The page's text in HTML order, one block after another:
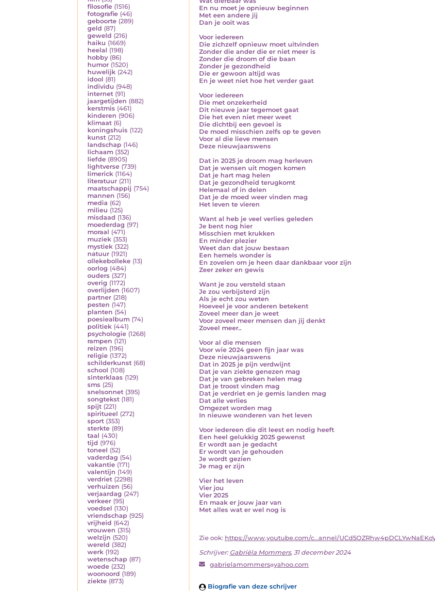
filosofie (1516)
fotografie (46)
geboorte (289)
geld (87)
geweld (216)
haiku (1669)
heelal (198)
hobby (86)
humor (1520)
huwelijk (242)
idool (81)
individu (948)
internet (91)
jaargetijden (882)
kerstmis (461)
kinderen (906)
klimaat (6)
koningshuis (122)
kunst (212)
landschap (146)
lichaam (352)
liefde (8905)
lightverse (739)
limerick (1164)
literatuur (211)
maatschappij (754)
mannen (156)
media (62)
milieu (125)
misdaad (136)
moederdag (97)
moraal (471)
muziek (353)
mystiek (322)
natuur (1921)
ollekebolleke (13)
oorlog (484)
ouders (327)
overig (1172)
overlijden (1607)
partner (218)
pesten (147)
planten (54)
poesiealbum (74)
politiek (441)
psychologie (1268)
rampen (121)
reizen (196)
religie (1372)
schilderkunst (68)
school (108)
sinterklaas (129)
sms (25)
snelsonnet (395)
songtekst (181)
spijt (221)
spiritueel (272)
sport (353)
sterkte (89)
taal (430)
tijd (976)
toneel (52)
vaderdag (54)
vakantie (171)
valentijn (149)
verdriet (2298)
verhuizen (56)
verjaardag (247)
verkeer (95)
voedsel (130)
vriendschap (925)
vrijheid (642)
vrouwen (315)
welzijn (520)
wereld (382)
werk (192)
wetenschap (87)
woede (232)
woonoord (189)
ziekte (873)
En nu moet je opnieuw beginnen
Met een andere jij
Dan je ooit was
Voor iedereen
Die zichzelf opnieuw moet uitvinden
Zonder die ander die er niet meer is
Zonder die droom of die baan
Zonder je gezondheid
Die er gewoon altijd was
En je weet niet hoe het verder gaat
Voor iedereen
Die met onzekerheid
Dit nieuwe jaar tegemoet gaat
Die het even niet meer weet
Die dichtbij een gevoel is
De moed misschien zelfs op te geven
Voor al die lieve mensen
Deze nieuwjaarswens
Dat in 2025 je droom mag herleven
Dat je wensen uit mogen komen
Dat je hart mag helen
Dat je gezondheid terugkomt
Helemaal of in delen
Dat je de moed weer vinden mag
Het leven te vieren
Want al heb je veel verlies geleden
Je bent nog hier
Misschien met krukken
En minder plezier
Weet dan dat jouw bestaan
Een hemels wonder is
En zovelen om je heen daar dankbaar voor zijn
Zeer zeker en gewis
Want je zou versteld staan
Je zou verbijsterd zijn
Als je echt zou weten
Hoeveel je voor anderen betekent
Zoveel meer dan je weet
Voor zoveel meer mensen dan jij denkt
Zoveel meer..
Voor al die mensen
Voor wie 2024 geen fijn jaar was
Deze nieuwjaarswens
Dat in 2025 je pijn verdwijnt
Dat je van ziekte genezen mag
Dat je van gebreken helen mag
Dat je troost vinden mag
Dat je verdriet en je gemis landen mag
Dat alle verlies
Omgezet worden mag
In nieuwe wonderen van het leven
Voor iedereen die dit leest en nodig heeft
Een heel gelukkig 2025 gewenst
Er wordt aan je gedacht
Er wordt van je gehouden
Je wordt gezien
Je mag er zijn
Vier het leven
Vier jou
Vier 2025
En maak er jouw jaar van
Met alles wat er wel nog is
Zie ook: https://www.youtube.com/c...annel/
Schrijver: Gabriëla Mommers, 31 december 2024
gabrielamommers yahoo.com
Biografie van deze schrijver